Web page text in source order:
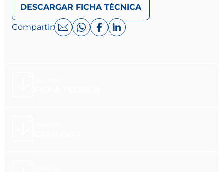
DESCARGAR FICHA TÉCNICA
Compartir: